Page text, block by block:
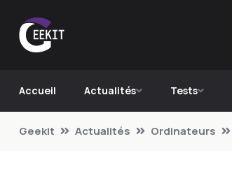
Accueil Actualités Tests
Geekit Actualités Ordinateurs